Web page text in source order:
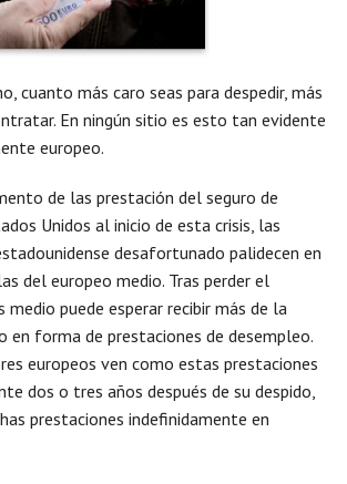
cuanto más caro seas para despedir, más
En ningún sitio es esto tan evidente
europeo.
de las prestación del seguro de
Unidos al inicio de esta crisis, las
desafortunado palidecen en
del europeo medio. Tras perder el
puede esperar recibir más de la
en forma de prestaciones de desempleo.
europeos ven como estas prestaciones
dos o tres años después de su despido,
prestaciones indefinidamente en